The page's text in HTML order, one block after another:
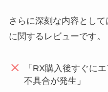
さらに深刻な内容とし
に関するレビューです。
「RX購入後すぐに
不具合が発生」